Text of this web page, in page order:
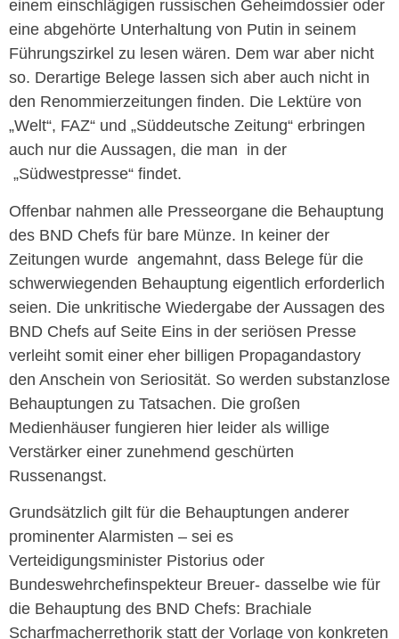
einem einschlägigen russischen Geheimdossier oder
eine abgehörte Unterhaltung von Putin in seinem
Führungszirkel zu lesen wären. Dem war aber nicht
so. Derartige Belege lassen sich aber auch nicht in
den Renommierzeitungen finden. Die Lektüre von
„Welt“, FAZ“ und „Süddeutsche Zeitung“ erbringen
auch nur die Aussagen, die man in der
„Südwestpresse“ findet.
Offenbar nahmen alle Presseorgane die Behauptung
des BND Chefs für bare Münze. In keiner der
Zeitungen wurde angemahnt, dass Belege für die
schwerwiegenden Behauptung eigentlich erforderlich
seien. Die unkritische Wiedergabe der Aussagen des
BND Chefs auf Seite Eins in der seriösen Presse
verleiht somit einer eher billigen Propagandastory
den Anschein von Seriosität. So werden substanzlose
Behauptungen zu Tatsachen. Die großen
Medienhäuser fungieren hier leider als willige
Verstärker einer zunehmend geschürten
Russenangst.
Grundsätzlich gilt für die Behauptungen anderer
prominenter Alarmisten – sei es
Verteidigungsminister Pistorius oder
Bundeswehrchefinspekteur Breuer- dasselbe wie für
die Behauptung des BND Chefs: Brachiale
Scharfmacherrethorik statt der Vorlage von konkreten